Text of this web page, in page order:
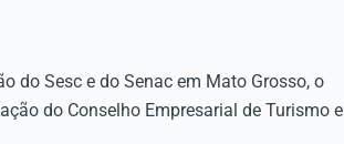
do Sesc e do Senac em Mato Grosso, o
do Conselho Empresarial de Turismo e